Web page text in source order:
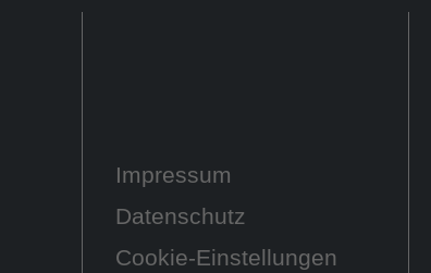
Impressum
Datenschutz
Cookie-Einstellungen